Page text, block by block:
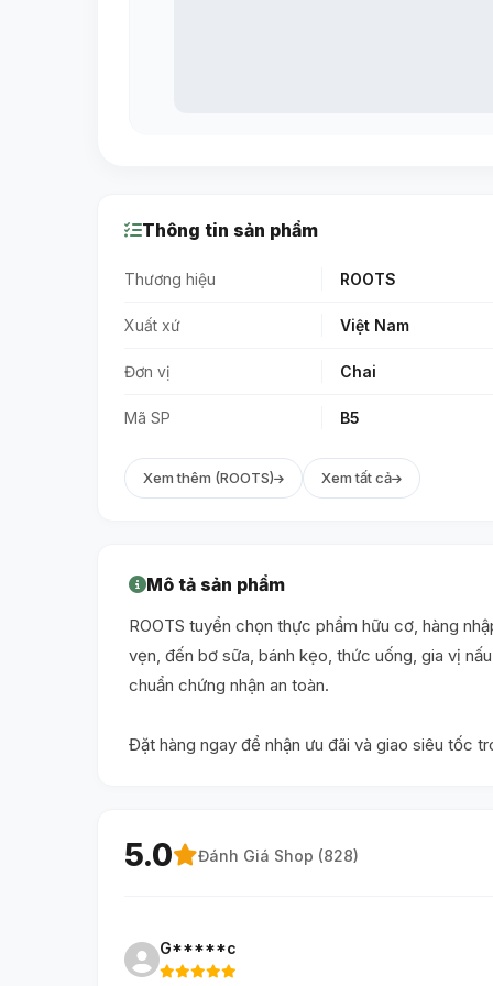
Thông tin sản phẩm
Thương hiệu ROOTS
Xuất xứ Việt Nam
Đơn vị Chai
Mã SP B5
Xem thêm (ROOTS) Xem tất cả
Mô tả sản phẩm
ROOTS tuyển chọn thực phẩm hữu cơ, hàng
vẹn, đến bơ sữa, bánh kẹo, thức uống, gia vị
chuẩn chứng nhận an toàn.
Đặt hàng ngay để nhận ưu đãi và giao siêu tốc
5.0 Đánh Giá Shop (828)
G*****c